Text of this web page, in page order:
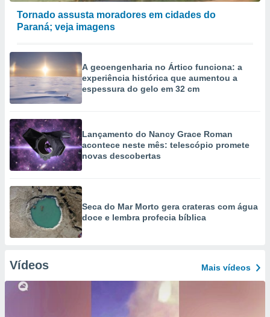
Tornado assusta moradores em cidades do
Paraná; veja imagens
A geoengenharia no Ártico funciona: a
experiência histórica que aumentou a
espessura do gelo em 32 cm
Lançamento do Nancy Grace Roman
acontece neste mês: telescópio promete
novas descobertas
Seca do Mar Morto gera crateras com água
doce e lembra profecia bíblica
Vídeos Mais vídeos